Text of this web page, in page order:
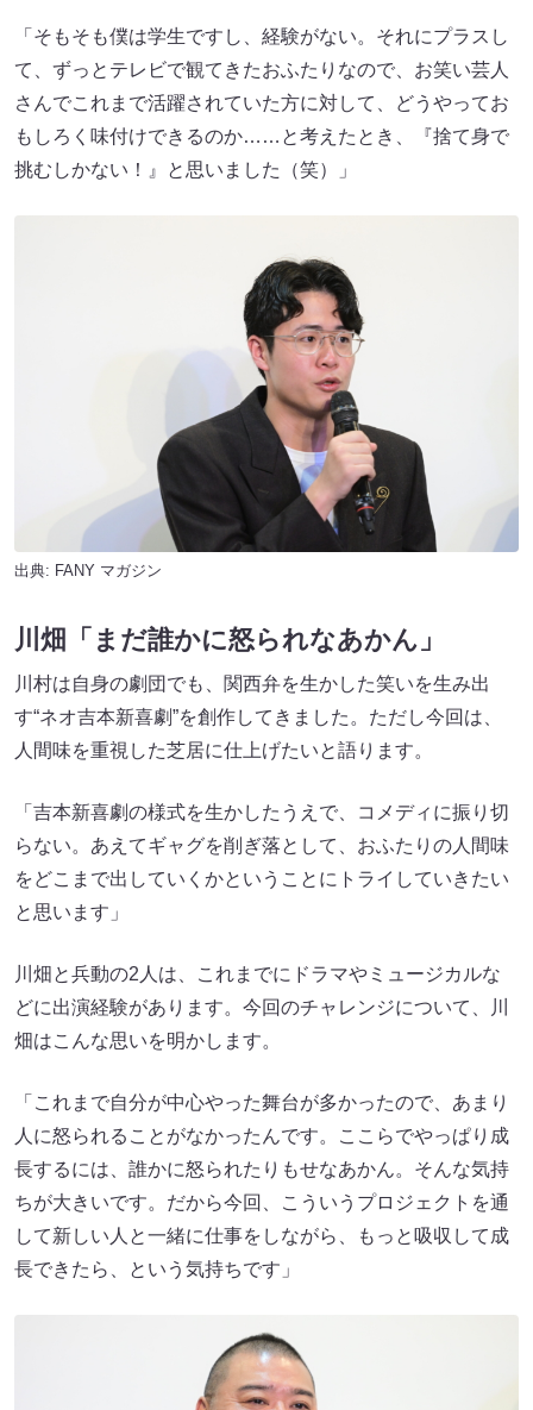
「そもそも僕は学生ですし、経験がない。それにプラスし
て、ずっとテレビで観てきたおふたりなので、お笑い芸人
さんでこれまで活躍されていた方に対して、どうやってお
もしろく味付けできるのか……と考えたとき、『捨て身で
挑むしかない！』と思いました（笑）」
出典: FANY マガジン
川畑「まだ誰かに怒られなあかん」
川村は自身の劇団でも、関西弁を生かした笑いを生み出
す“ネオ吉本新喜劇”を創作してきました。ただし今回は、
人間味を重視した芝居に仕上げたいと語ります。
「吉本新喜劇の様式を生かしたうえで、コメディに振り切
らない。あえてギャグを削ぎ落として、おふたりの人間味
をどこまで出していくかということにトライしていきたい
と思います」
川畑と兵動の2人は、これまでにドラマやミュージカルな
どに出演経験があります。今回のチャレンジについて、川
畑はこんな思いを明かします。
「これまで自分が中心やった舞台が多かったので、あまり
人に怒られることがなかったんです。ここらでやっぱり成
長するには、誰かに怒られたりもせなあかん。そんな気持
ちが大きいです。だから今回、こういうプロジェクトを通
して新しい人と一緒に仕事をしながら、もっと吸収して成
長できたら、という気持ちです」